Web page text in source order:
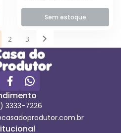
Sem estoque
2 3
3333-7226